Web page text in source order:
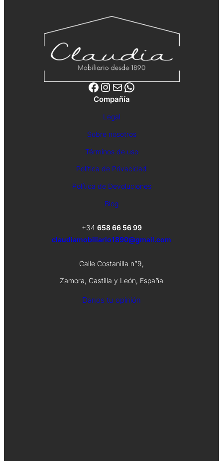
Facebook InstagramCorreo electrónico WhatsApp
Compañía
Legal
Sobre nosotros
Términos de uso
Política de Privacidad
Política de Devoluciones
Blog
+34 658 66 56 99
claudiamobiliario1890@gmail.com
Calle Costanilla n°9,
Zamora, Castilla y León, España
Danos tu opinión